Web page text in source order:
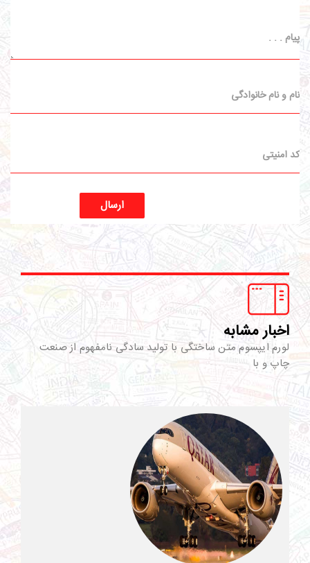
ارسال
اخبار مشابه
لورم ایپسوم متن ساختگی با تولید سادگی نامفهوم از صنعت
چاپ و با